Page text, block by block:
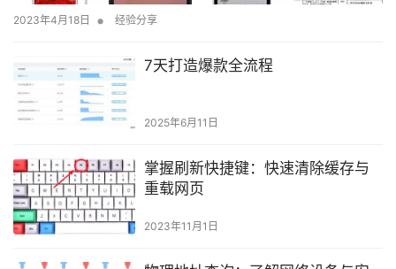
2023年4月18日 • 经验分享
7天打造爆款全流程
2025年6月11日
掌握刷新快捷键：快速清除缓存与
重载网页
2023年11月1日